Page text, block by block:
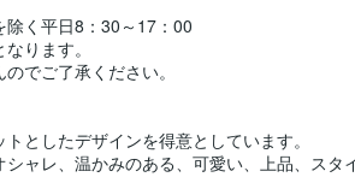
除く平日8：30～17：00
ります。
でご了承ください。
としたデザインを得意としています。
ャレ、温かみのある、可愛い、上品、スタ